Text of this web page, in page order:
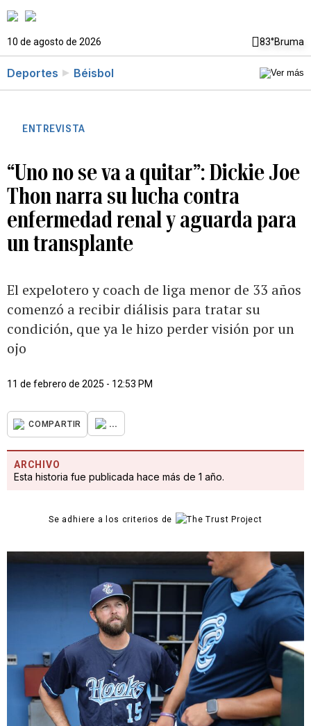
10 de agosto de 2026 83°Bruma
Deportes Béisbol
ENTREVISTA
“Uno no se va a quitar”: Dickie Joe
Thon narra su lucha contra
enfermedad renal y aguarda para
un transplante
El expelotero y coach de liga menor de 33 años
comenzó a recibir diálisis para tratar su
condición, que ya le hizo perder visión por un
ojo
11 de febrero de 2025 - 12:53 PM
COMPARTIR ...
ARCHIVO
Esta historia fue publicada hace más de 1 año.
Se adhiere a los criterios de